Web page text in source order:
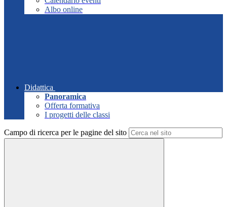
Albo online
Didattica
Panoramica
Offerta formativa
I progetti delle classi
Campo di ricerca per le pagine del sito